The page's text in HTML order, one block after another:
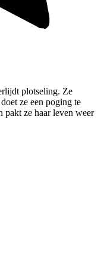
plotseling. Ze
ze een poging te
pakt ze haar leven weer